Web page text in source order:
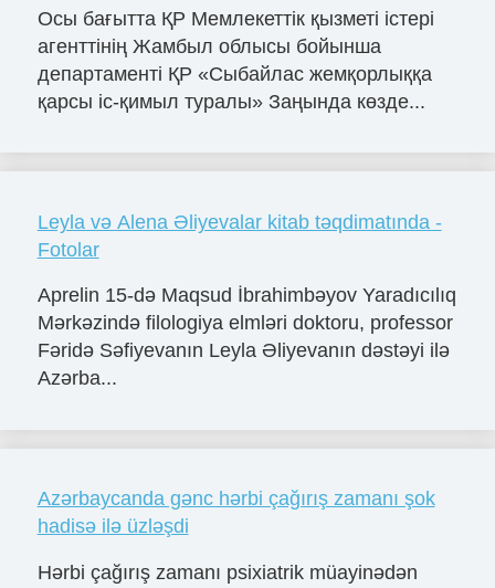
Осы бағытта ҚР Мемлекеттік қызметі істері
агенттінің Жамбыл облысы бойынша
департаменті ҚР «Сыбайлас жемқорлыққа
қарсы іс-қимыл туралы» Заңында көзде...
Leyla və Alena Əliyevalar kitab təqdimatında -
Fotolar
Aprelin 15-də Maqsud İbrahimbəyov Yaradıcılıq
Mərkəzində filologiya elmləri doktoru, professor
Fəridə Səfiyevanın Leyla Əliyevanın dəstəyi ilə
Azərba...
Azərbaycanda gənc hərbi çağırış zamanı şok
hadisə ilə üzləşdi
Hərbi çağırış zamanı psixiatrik müayinədən